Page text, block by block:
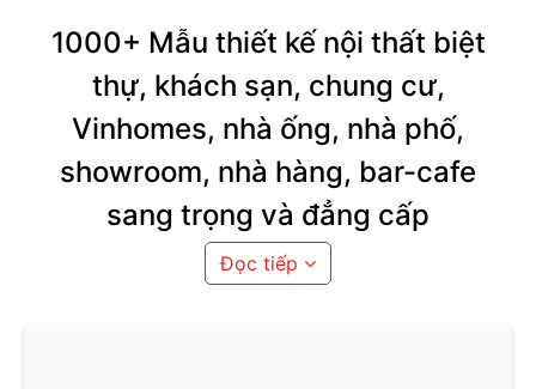
1000+ Mẫu thiết kế nội thất biệt
thự, khách sạn, chung cư,
Vinhomes, nhà ống, nhà phố,
showroom, nhà hàng, bar-cafe
sang trọng và đẳng cấp
Đọc tiếp